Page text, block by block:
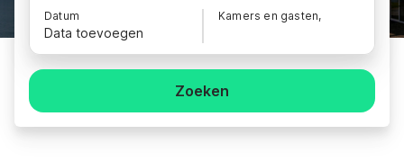
Datum
Data toevoegen
Kamers en gasten,
Zoeken